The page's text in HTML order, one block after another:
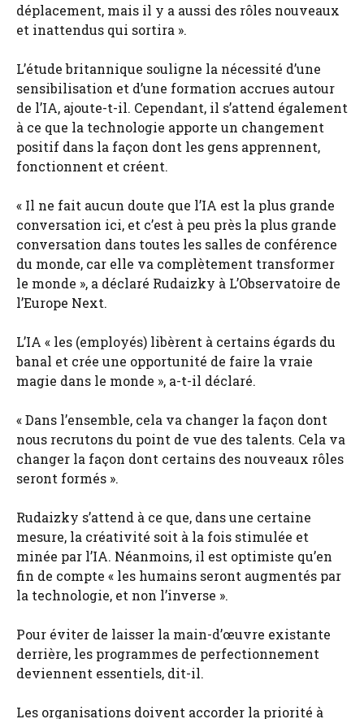
déplacement, mais il y a aussi des rôles nouveaux
et inattendus qui sortira ».
L’étude britannique souligne la nécessité d’une
sensibilisation et d’une formation accrues autour
de l’IA, ajoute-t-il. Cependant, il s’attend également
à ce que la technologie apporte un changement
positif dans la façon dont les gens apprennent,
fonctionnent et créent.
« Il ne fait aucun doute que l’IA est la plus grande
conversation ici, et c’est à peu près la plus grande
conversation dans toutes les salles de conférence
du monde, car elle va complètement transformer
le monde », a déclaré Rudaizky à L’Observatoire de
l’Europe Next.
L’IA « les (employés) libèrent à certains égards du
banal et crée une opportunité de faire la vraie
magie dans le monde », a-t-il déclaré.
« Dans l’ensemble, cela va changer la façon dont
nous recrutons du point de vue des talents. Cela va
changer la façon dont certains des nouveaux rôles
seront formés ».
Rudaizky s’attend à ce que, dans une certaine
mesure, la créativité soit à la fois stimulée et
minée par l’IA. Néanmoins, il est optimiste qu’en
fin de compte « les humains seront augmentés par
la technologie, et non l’inverse ».
Pour éviter de laisser la main-d’œuvre existante
derrière, les programmes de perfectionnement
deviennent essentiels, dit-il.
Les organisations doivent accorder la priorité à